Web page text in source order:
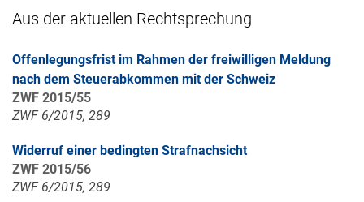
Aus der aktuellen Rechtsprechung
Offenlegungsfrist im Rahmen der freiwilligen Meldung
nach dem Steuerabkommen mit der Schweiz
ZWF 2015/55
ZWF 6/2015, 289
Widerruf einer bedingten Strafnachsicht
ZWF 2015/56
ZWF 6/2015, 289